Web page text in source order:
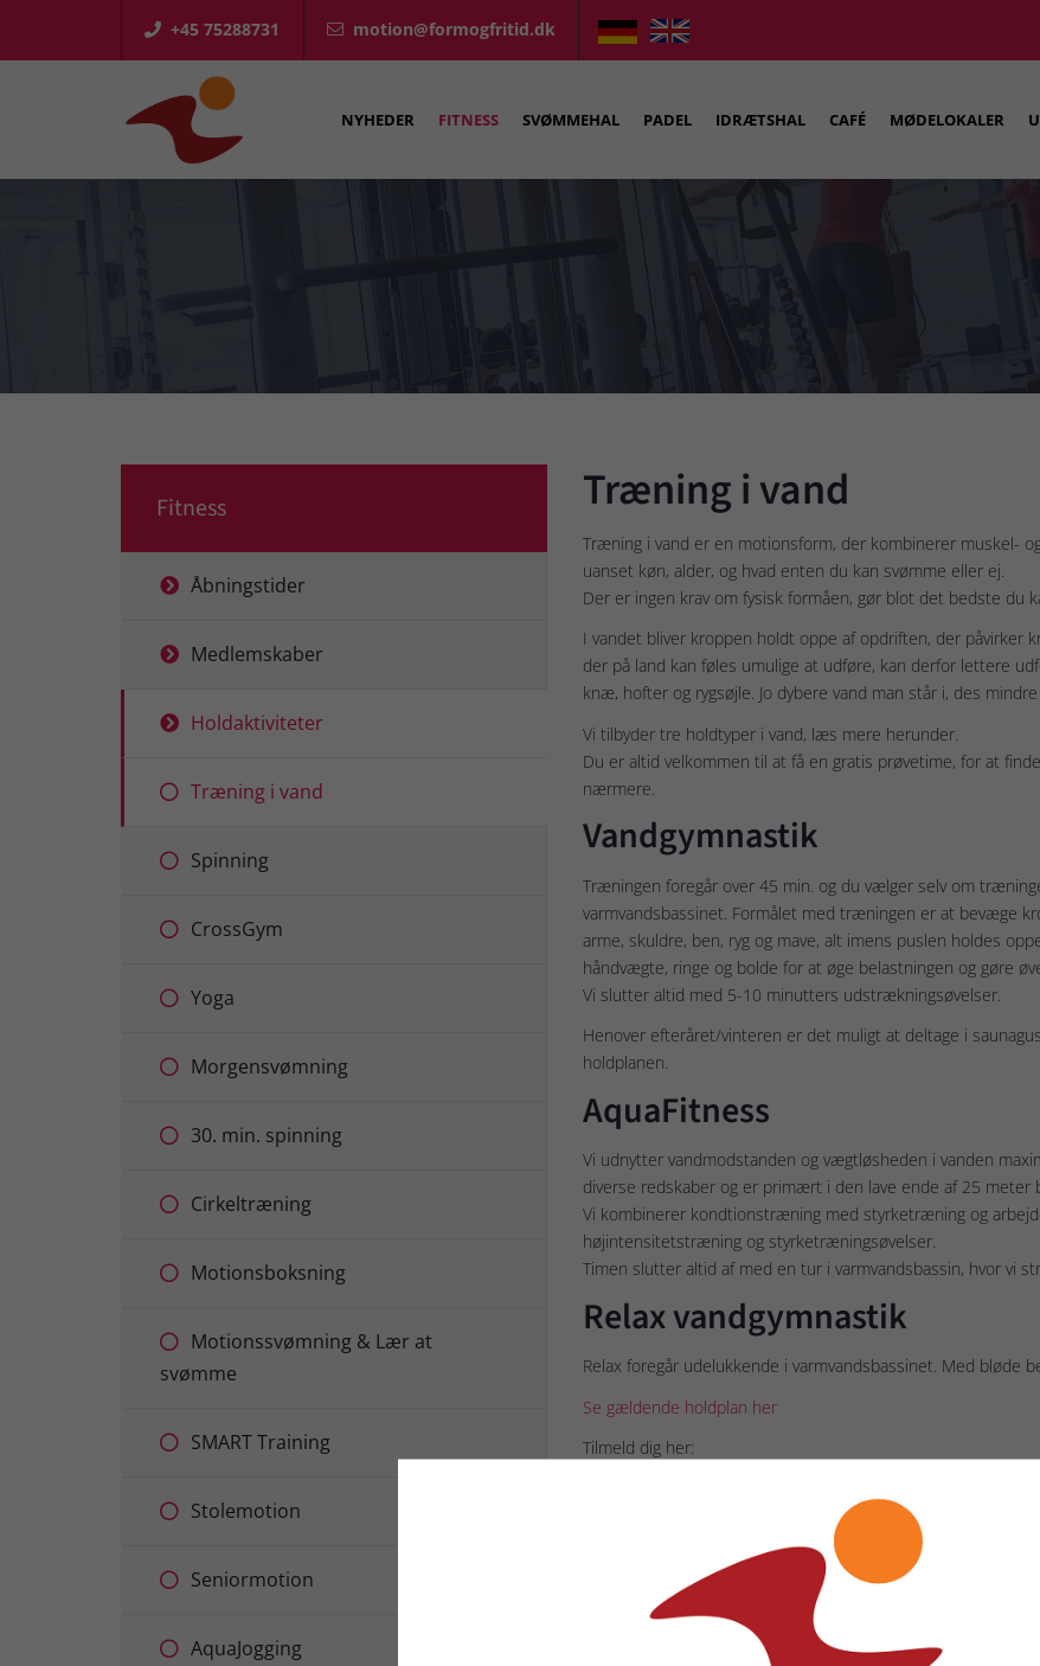
 +45 75288731 motion@formogfritid.dk
NYHEDER FITNESS SVØMMEHAL PADEL IDRÆTSHAL CAFÉ MØDELOKALER
Fitness
Åbningstider
Medlemskaber
Holdaktiviteter
Træning i vand
Spinning
CrossGym
Yoga
Morgensvømning
30. min. spinning
Cirkeltræning
Motionsboksning
Motionssvømning & Lær at
svømme
SMART Training
Stolemotion
Seniormotion
AquaJogging
Træning i vand
Træning i vand er en motionsform, der kombinerer muskel-
uanset køn, alder, og hvad enten du kan svømme eller ej.
Der er ingen krav om fysisk formåen, gør blot det bedste du
I vandet bliver kroppen holdt oppe af opdriften, der påvirker
der på land kan føles umulige at udføre, kan derfor lettere
knæ, hofter og rygsøjle. Jo dybere vand man står i, des
Vi tilbyder tre holdtyper i vand, læs mere herunder.
Du er altid velkommen til at få en gratis prøvetime, for at
nærmere.
Vandgymnastik
Træningen foregår over 45 min. og du vælger selv om
varmvandsbassinet. Formålet med træningen er at bevæge
arme, skuldre, ben, ryg og mave, alt imens puslen holdes
håndvægte, ringe og bolde for at øge belastningen og gøre
Vi slutter altid med 5-10 minutters udstrækningsøvelser.
Henover efteråret/vinteren er det muligt at deltage i
holdplanen.
AquaFitness
Vi udnytter vandmodstanden og vægtløsheden i vanden
diverse redskaber og er primært i den lave ende af 25 meter
Vi kombinerer kondtionstræning med styrketræning og
højintensitetstræning og styrketræningsøvelser.
Timen slutter altid af med en tur i varmvandsbassin, hvor vi
Relax vandgymnastik
Relax foregår udelukkende i varmvandsbassinet. Med
Se gældende holdplan her
Tilmeld dig her: